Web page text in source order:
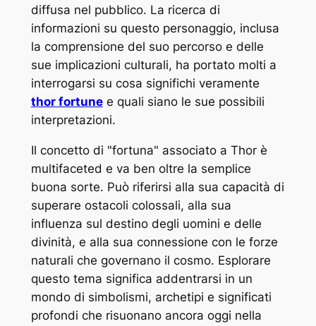
diffusa nel pubblico. La ricerca di
informazioni su questo personaggio, inclusa
la comprensione del suo percorso e delle
sue implicazioni culturali, ha portato molti a
interrogarsi su cosa significhi veramente
thor fortunee quali siano le sue possibili
interpretazioni.
Il concetto di "fortuna" associato a Thor è
multifaceted e va ben oltre la semplice
buona sorte. Può riferirsi alla sua capacità di
superare ostacoli colossali, alla sua
influenza sul destino degli uomini e delle
divinità, e alla sua connessione con le forze
naturali che governano il cosmo. Esplorare
questo tema significa addentrarsi in un
mondo di simbolismi, archetipi e significati
profondi che risuonano ancora oggi nella